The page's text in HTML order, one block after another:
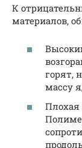
К
материалов,
горят,
массу
Плохая